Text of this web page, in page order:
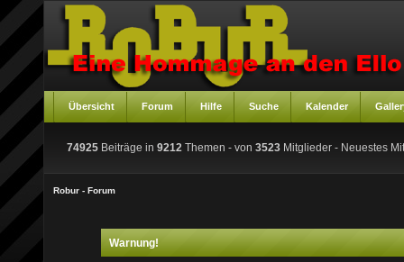
Übersicht Forum Hilfe Suche Kalender
74925 Beiträge in 9212 Themen - von 3523 Mitglieder - Neuestes
Robur - Forum
Warnung!